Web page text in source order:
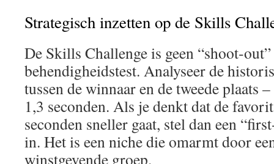
Strategisch inzetten op de Skills
De Skills Challenge is geen
behendigheidstest. Analyseer de
tussen de winnaar en de tweede plaats
1,3 seconden. Als je denkt dat de
seconden sneller gaat, stel dan een
in. Het is een niche die omarmt door
winstgevende groep.